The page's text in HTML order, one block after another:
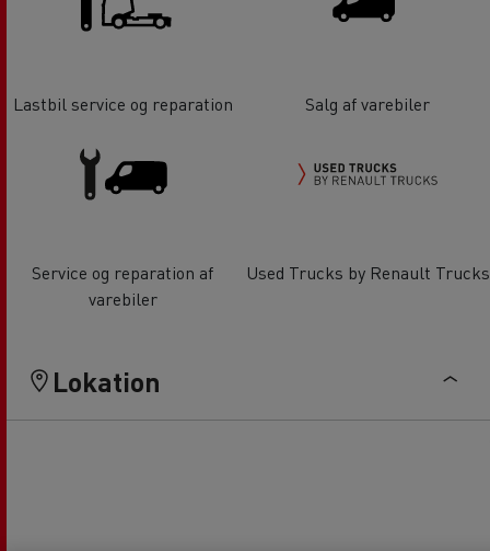
Lastbil service og reparation Salg af varebiler
Service og reparation af
varebiler
Used Trucks by Renault Trucks
Lokation